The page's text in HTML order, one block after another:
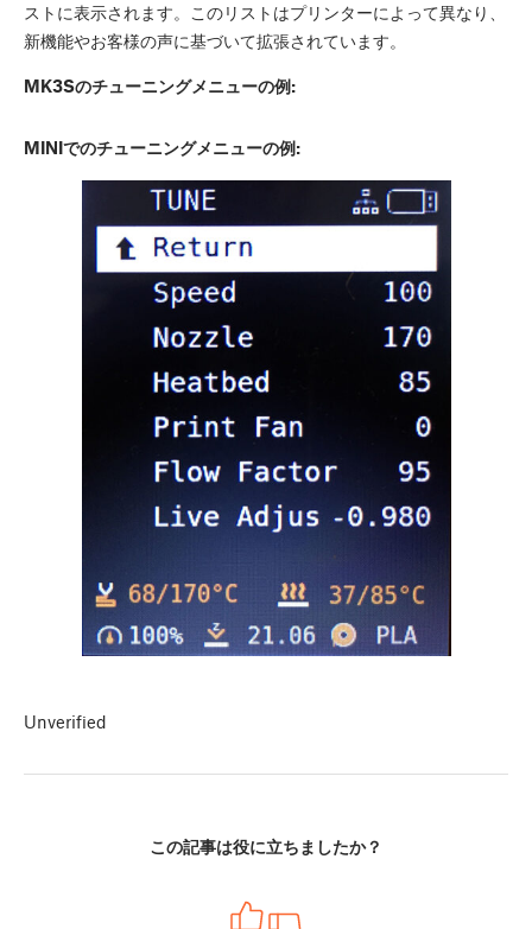
ストに表示されます。このリストはプリンターによって異なり、
新機能やお客様の声に基づいて拡張されています。
MK3Sのチューニングメニューの例:
MINIでのチューニングメニューの例:
Unverified
この記事は役に立ちましたか？